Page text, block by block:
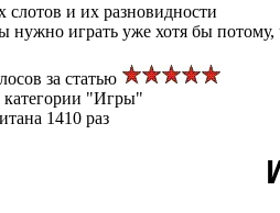
и их разновидности
нужно играть уже хотя бы
за статью
категории "Игры"
1410 раз